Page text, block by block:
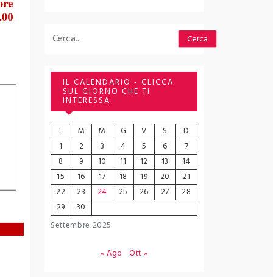
Cerca Cerca
IL CALENDARIO - CLICCA
SUL GIORNO CHE TI
INTERESSA
Settembre 2025
L M M G V S
D
1
2 3 4 5 6
7
8
9 10 11 12 13
14
15
16 17 18 19 20
21
22
23 24 25 26 27
28
29
30
« Ago Ott »